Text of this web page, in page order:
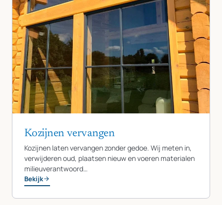
Kozijnen vervangen
Kozijnen laten vervangen zonder gedoe. Wij meten in,
verwijderen oud, plaatsen nieuw en voeren materialen
milieuverantwoord…
Bekijk